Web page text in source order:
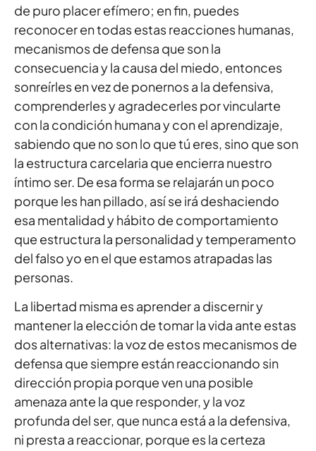
de puro placer efímero; en fin, puedes
reconocer en todas estas reacciones humanas,
mecanismos de defensa que son la
consecuencia y la causa del miedo, entonces
sonreírles en vez de ponernos a la defensiva,
comprenderles y agradecerles por vincularte
con la condición humana y con el aprendizaje,
sabiendo que no son lo que tú eres, sino que son
la estructura carcelaria que encierra nuestro
íntimo ser. De esa forma se relajarán un poco
porque les han pillado, así se irá deshaciendo
esa mentalidad y hábito de comportamiento
que estructura la personalidad y temperamento
del falso yo en el que estamos atrapadas las
personas.
La libertad misma es aprender a discernir y
mantener la elección de tomar la vida ante estas
dos alternativas: la voz de estos mecanismos de
defensa que siempre están reaccionando sin
dirección propia porque ven una posible
amenaza ante la que responder, y la voz
profunda del ser, que nunca está a la defensiva,
ni presta a reaccionar, porque es la certeza